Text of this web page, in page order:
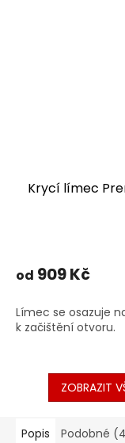
Krycí límec
od 909 Kč
Límec se osazuje
k začištění otvoru.
ZOBRAZIT
Popis Podobné